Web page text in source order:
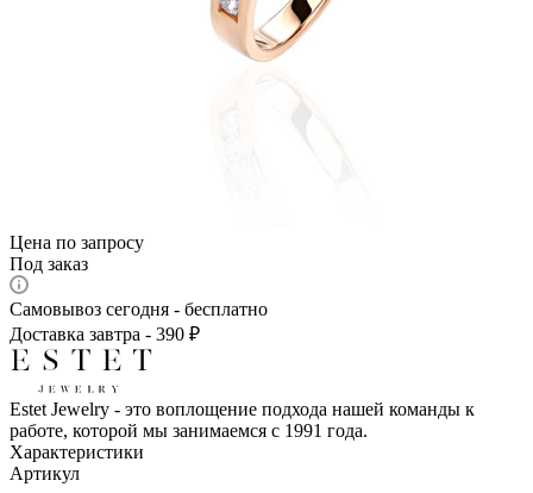
Цена по запросу
Под заказ
Самовывоз сегодня - бесплатно
Доставка завтра - 390 ₽
Estet Jewelry - это воплощение подхода нашей команды к
работе, которой мы занимаемся с 1991 года.
Характеристики
Артикул